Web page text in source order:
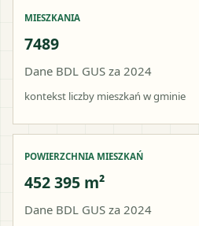
MIESZKANIA
7489
Dane BDL GUS za 2024
kontekst liczby mieszkań w gminie
POWIERZCHNIA MIESZKAŃ
452 395 m²
Dane BDL GUS za 2024